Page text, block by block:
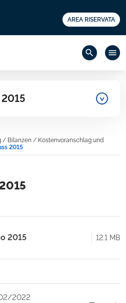
AREA RISERVATA
search menu
/ Bilanzen / Kostenvoranschlag und
2015
2015 12.1 MB
2022